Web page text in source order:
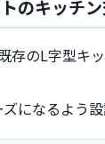
のキッチ
存のL字型キ
になるよう